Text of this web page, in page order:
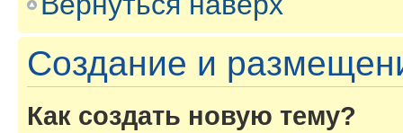
Создание и
Как создать новую тему?